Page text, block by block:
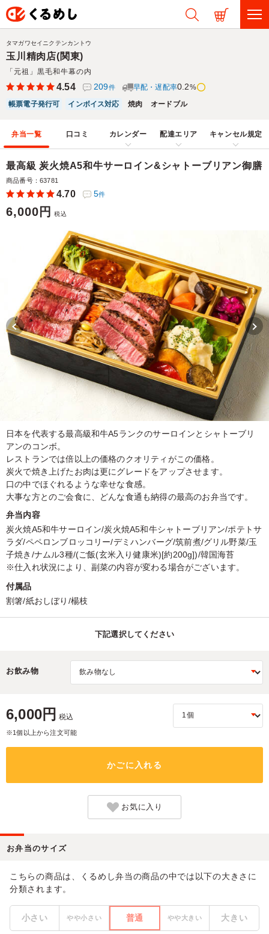
玉川精肉店(関東)
「元祖」黒毛和牛幕の内
タマガワセイニクテンカントウ
4.54 209件 早配・遅配率0.2%
帳票電子発行可
インボイス対応 焼肉 オードブル
弁当一覧 口コミ カレンダー 配達エリア キャンセル規定
最高級 炭火焼A5和牛サーロイン&シャトーブリアン御膳
商品番号：63781
4.70 5件
6,000円 税込
日本を代表する最高級和牛A5ランクのサーロインとシャトーブリ
アンのコンボ。
レストランでは倍以上の価格のクオリティがこの価格。
炭火で焼き上げたお肉は更にグレードをアップさせます。
口の中でほぐれるような幸せな食感。
大事な方とのご会食に、どんな食通も納得の最高のお弁当です。
弁当内容
炭火焼A5和牛サーロイン/炭火焼A5和牛シャトーブリアン/ポテトサ
ラダ/ペペロンブロッコリー/デミハンバーグ/筑前煮/グリル野菜/玉
子焼き/ナムル3種/(ご飯(玄米入り健康米)[約200g])/韓国海苔
※仕入れ状況により、副菜の内容が変わる場合がございます。
付属品
割箸/紙おしぼり/楊枝
下記選択してください
お飲み物
6,000円 税込
※1個以上から注文可能
かごに入れる
お気に入り
お弁当のサイズ
こちらの商品は、くるめし弁当の商品の中では以下の大きさに
分類されます。
小さい やや小さい 普通 やや大きい 大きい